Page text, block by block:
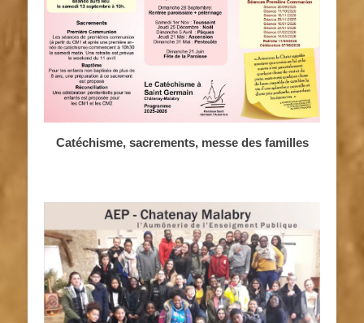
Catéchisme, sacrements, messe des familles